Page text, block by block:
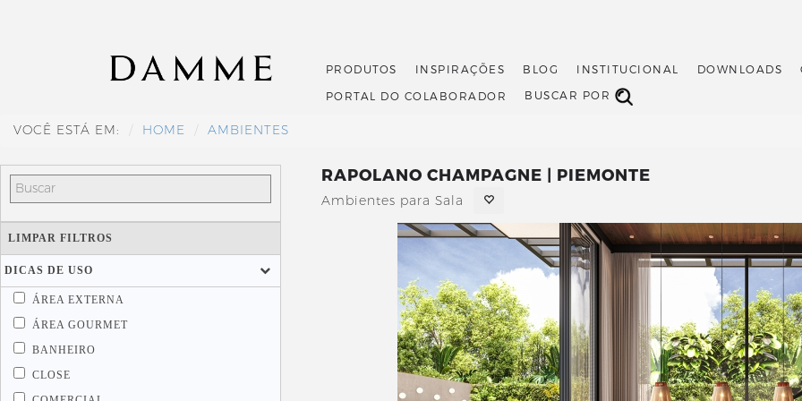
PRODUTOS INSPIRAÇÕES BLOG INSTITUCIONAL DOWNLOADS
PORTAL DO COLABORADOR
BUSCAR POR
VOCÊ ESTÁ EM: HOME AMBIENTES
LIMPAR FILTROS
DICAS DE USO
ÁREA EXTERNA
ÁREA GOURMET
BANHEIRO
CLOSE
RAPOLANO CHAMPAGNE | PIEMONTE
Ambientes para Sala